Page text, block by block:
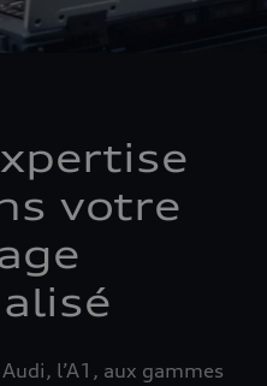
votre
l’A1, aux gammes